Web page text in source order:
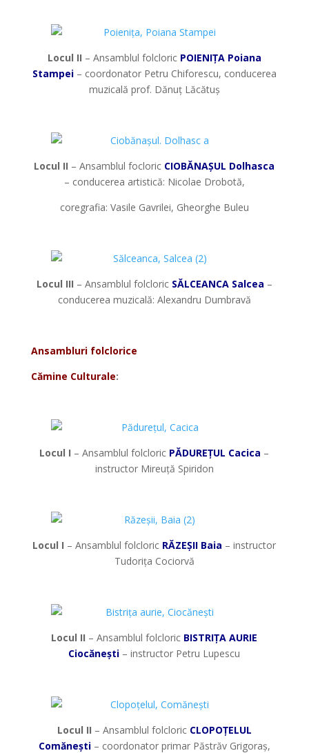
Locul II – Ansamblul folcloric POIENIȚA Poiana
Stampei– coordonator Petru Chiforescu, conducerea
muzicală prof. Dănuț Lăcătuș
Locul II – Ansamblul focloric CIOBĂNAȘUL Dolhasca
– conducerea artistică: Nicolae Drobotă,
coregrafia: Vasile Gavrilei, Gheorghe Buleu
Locul III – Ansamblul folcloric SĂLCEANCA Salcea –
conducerea muzicală: Alexandru Dumbravă
Ansambluri folclorice
Cămine Culturale:
Locul I – Ansamblul folcloric PĂDUREȚUL Cacica –
instructor Mireuță Spiridon
Locul I – Ansamblul folcloric RĂZEȘII Baia – instructor
Tudorița Cociorvă
Locul II – Ansamblul folcloric BISTRIȚA AURIE
Ciocănești – instructor Petru Lupescu
Locul II – Ansamblul folcloric CLOPOȚELUL
Comănești– coordonator primar Păstrăv Grigoraș,